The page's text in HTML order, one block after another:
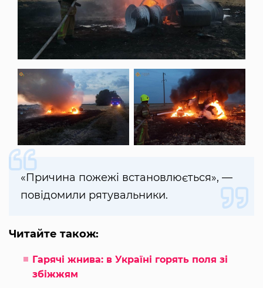
«Причина пожежі встановлюється», —
повідомили рятувальники.
Читайте також:
Гарячі жнива: в Україні горять поля зі
збіжжям